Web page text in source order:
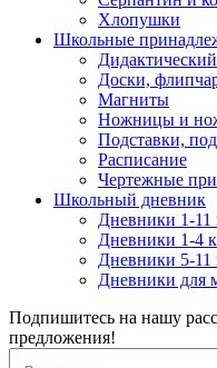
Хлопушки
Школьные
Доски,
Магниты
Ножницы и
Подставки,
Расписание
Чертежные
Школьный дневник
Дневники 1-11
Дневники 1-4
Дневники 5-11
Дневники для
Подпишитесь на нашу
предложения!